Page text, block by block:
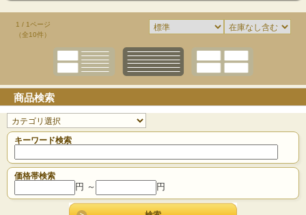
1 / 1ページ
（全10件）
商品検索
キーワード検索
価格帯検索
円 ～ 円